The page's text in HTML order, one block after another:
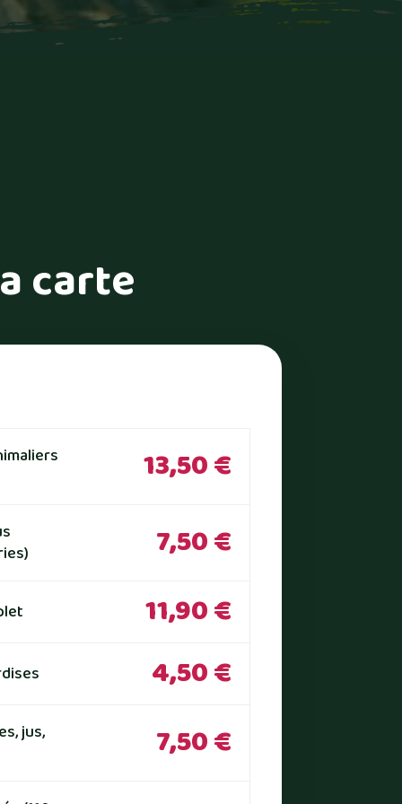
carte
13,50 €
7,50 €
11,90 €
4,50 €
jus,
7,50 €